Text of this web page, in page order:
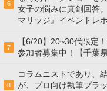
6
女子の悩みに真剣回答
マリッジ』イベントレ
7
【6/20】20~30代限定
参加者募集中！【千葉県
8
コラムニストであり、
が、プロ向け執筆プラ